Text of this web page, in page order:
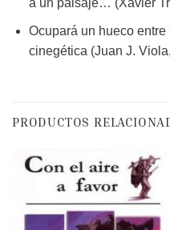
a un paisaje… (Xavier
Ocupará un hueco
cinegética (Juan J.
PRODUCTOS